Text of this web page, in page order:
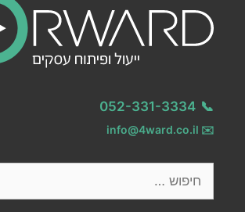
📞
052-331-3334
✉️
info@4ward.co.il